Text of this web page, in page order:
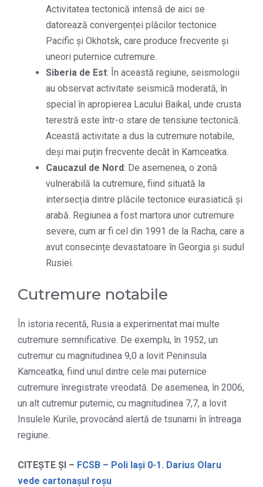
Activitatea tectonică intensă de aici se
datorează convergenței plăcilor tectonice
Pacific și Okhotsk, care produce frecvente și
uneori puternice cutremure.
Siberia de Est: În această regiune, seismologii
au observat activitate seismică moderată, în
special în apropierea Lacului Baikal, unde crusta
terestră este într-o stare de tensiune tectonică.
Această activitate a dus la cutremure notabile,
deși mai puțin frecvente decât în Kamceatka.
Caucazul de Nord: De asemenea, o zonă
vulnerabilă la cutremure, fiind situată la
intersecția dintre plăcile tectonice eurasiatică și
arabă. Regiunea a fost martora unor cutremure
severe, cum ar fi cel din 1991 de la Racha, care a
avut consecințe devastatoare în Georgia și sudul
Rusiei.
Cutremure notabile
În istoria recentă, Rusia a experimentat mai multe
cutremure semnificative. De exemplu, în 1952, un
cutremur cu magnitudinea 9,0 a lovit Peninsula
Kamceatka, fiind unul dintre cele mai puternice
cutremure înregistrate vreodată. De asemenea, în 2006,
un alt cutremur puternic, cu magnitudinea 7,7, a lovit
Insulele Kurile, provocând alertă de tsunami în întreaga
regiune.
CITEȘTE ȘI – FCSB – Poli Iași 0-1. Darius Olaru
vede cartonașul roșu